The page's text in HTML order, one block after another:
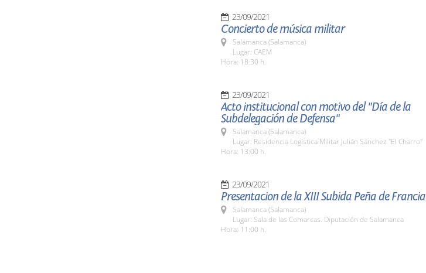
23/09/2021
Concierto de música militar
Salamanca (Salamanca)
Lugar: CAEM
Hora: 18:30 h.
23/09/2021
Acto institucional con motivo del "Día de la
Subdelegación de Defensa"
Salamanca (Salamanca)
Lugar: Residencia Logística Militar Julián Sánchez "El Charro"
Hora: 13:00 h.
23/09/2021
Presentacion de la XIII Subida Peña de Francia
Salamanca (Salamanca)
Lugar: Sala de las Comarcas. Diputación de Salamanca
Hora: 11:00 h.